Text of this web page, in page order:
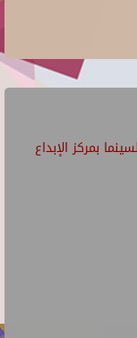
بمركز الإبداع